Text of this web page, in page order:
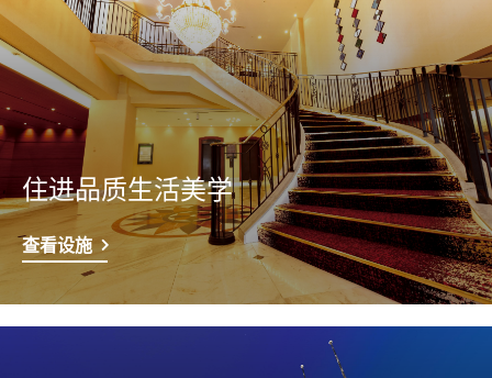
住进品质生活美学
查看设施